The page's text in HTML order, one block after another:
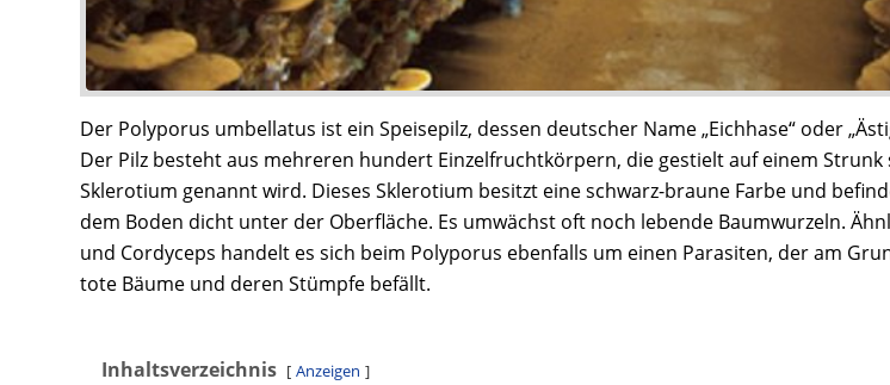
Der Polyporus umbellatus ist ein Speisepilz, dessen deutscher Name „Eichhase“ oder
Der Pilz besteht aus mehreren hundert Einzelfruchtkörpern, die gestielt auf einem Strunk
Sklerotium genannt wird. Dieses Sklerotium besitzt eine schwarz-braune Farbe und
dem Boden dicht unter der Oberfläche. Es umwächst oft noch lebende Baumwurzeln.
und Cordyceps handelt es sich beim Polyporus ebenfalls um einen Parasiten, der am
tote Bäume und deren Stümpfe befällt.
Inhaltsverzeichnis Anzeigen